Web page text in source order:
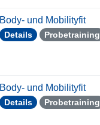
Body- und Mobilityfit
Details Probetraining
Body- und Mobilityfit
Details Probetraining